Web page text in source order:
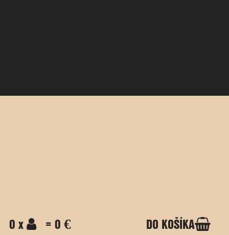
0 x = 0 € DO KOŠÍKA